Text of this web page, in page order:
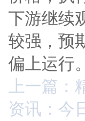
下游继续
较强，预
偏上运行。
上一篇
资讯：今